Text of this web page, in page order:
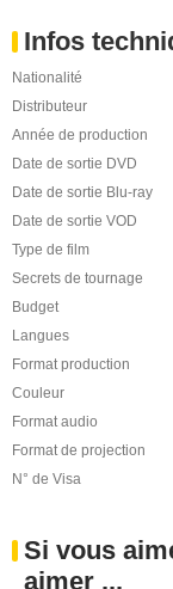
Infos
Nationalité
Distributeur
Année de production
Date de sortie DVD
Date de sortie Blu-ray
Date de sortie VOD
Type de film
Secrets de tournage
Budget
Langues
Format production
Couleur
Format audio
Format de projection
N° de Visa
Si vous
aimer ...